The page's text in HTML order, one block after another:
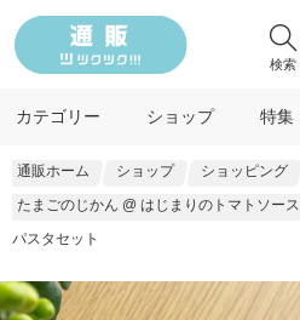
検索
カテゴリー ショップ 特集
通販ホーム ショップ ショッピング
たまごのじかん @ はじまりのトマトソー
パスタセット